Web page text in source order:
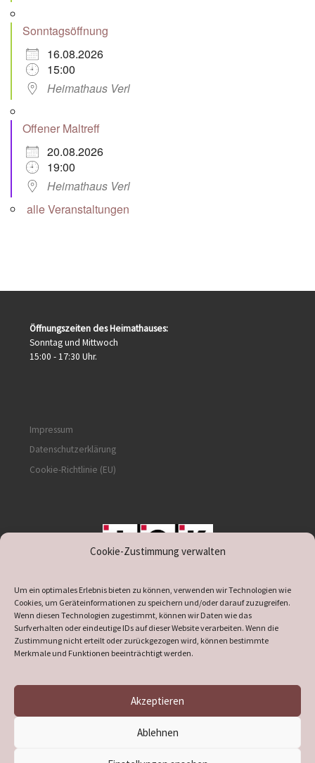
Cookie-Zustimmung verwalten
Um ein optimales Erlebnis bieten zu können, verwenden wir Technologien wie
Cookies, um Geräteinformationen zu speichern und/oder darauf zuzugreifen.
Wenn diesen Technologien zugestimmt, können wir Daten wie das
Surfverhalten oder eindeutige IDs auf dieser Website verarbeiten. Wenn die
Zustimmung nicht erteilt oder zurückgezogen wird, können bestimmte
Merkmale und Funktionen beeinträchtigt werden.
Akzeptieren
Ablehnen
Sonntagsöffnung
16.08.2026
15:00
Heimathaus Verl
Offener Maltreff
20.08.2026
19:00
Heimathaus Verl
alle Veranstaltungen
Öffnungszeiten des Heimathauses:
Sonntag und Mittwoch
15:00 - 17:30 Uhr.
Impressum
Datenschutzerklärung
Cookie-Richtlinie (EU)
supported by DÖ
Heimatverein Verl– Alle Rechte vorbehalten